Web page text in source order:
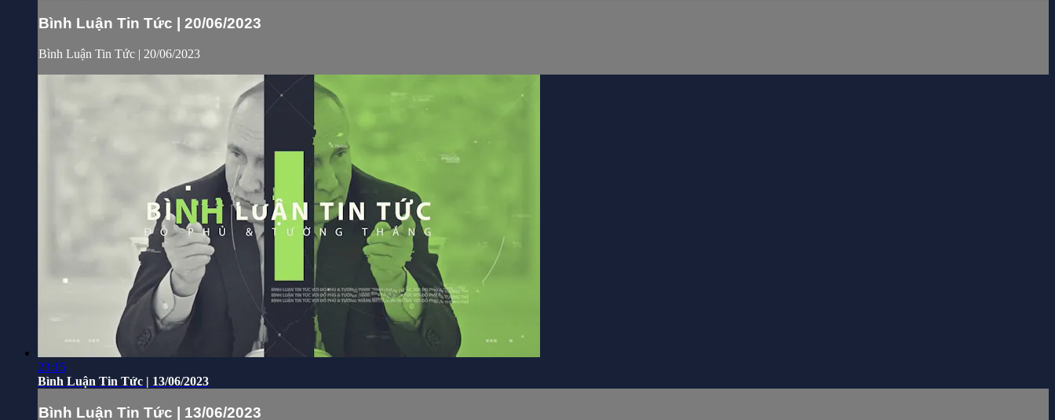
Bình Luận Tin Tức | 20/06/2023
Bình Luận Tin Tức | 20/06/2023
23:15
Bình Luận Tin Tức | 13/06/2023
Bình Luận Tin Tức | 13/06/2023